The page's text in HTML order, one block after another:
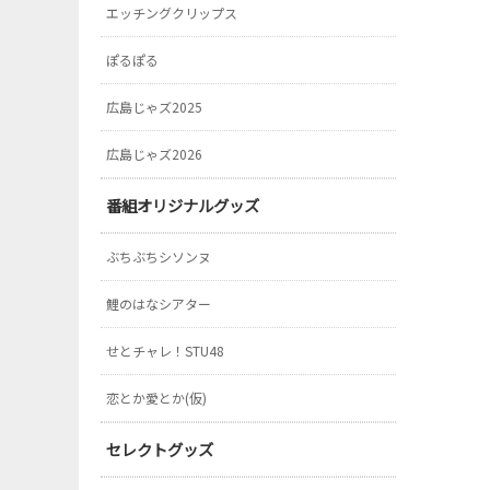
エッチングクリップス
ぽるぽる
広島じゃズ2025
広島じゃズ2026
番組オリジナルグッズ
ぶちぶちシソンヌ
鯉のはなシアター
せとチャレ！STU48
恋とか愛とか(仮)
セレクトグッズ